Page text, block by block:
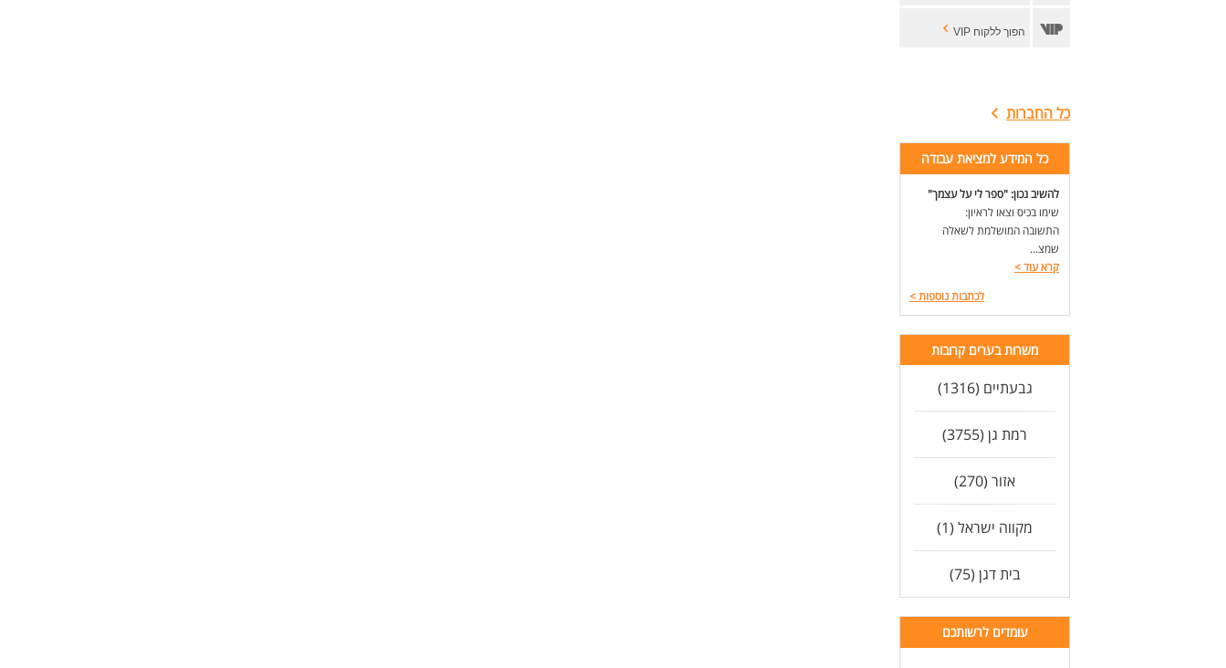
הפוך ללקוח VIP
כל החברות
כל המידע למציאת עבודה
להשיב נכון: "ספר לי על עצמך"
שימו בכיס וצאו לראיון:
התשובה המושלמת לשאלה
שמצ...
קרא עוד>
לכתבות נוספות>
משרות בערים קרובות
גבעתיים (1316)
רמת גן (3755)
אזור (270)
מקווה ישראל (1)
בית דגן (75)
עומדים לרשותכם